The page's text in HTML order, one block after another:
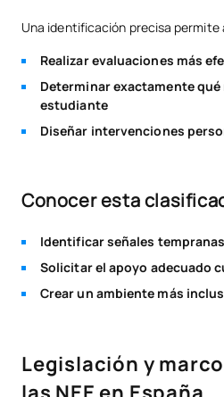
Una identificación precisa permite
Realizar evaluaciones más
Determinar exactamente
estudiante
Diseñar intervenciones
Conocer esta
Identificar señales
Solicitar el apoyo adecuado
Crear un ambiente más
Legislación y